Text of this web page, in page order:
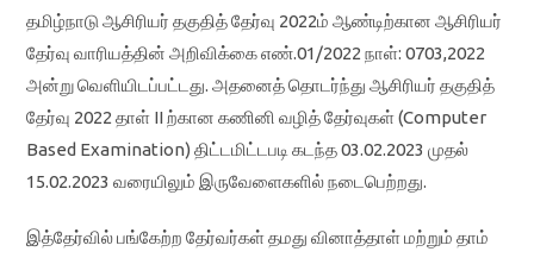
தமிழ்நாடு ஆசிரியர் தகுதித் தேர்வு 2022ம் ஆண்டிற்கான ஆசிரியர்
தேர்வு வாரியத்தின் அறிவிக்கை எண்.01/2022 நாள்: 0703,2022
அன்று வெளியிடப்பட்டது. அதனைத் தொடர்ந்து ஆசிரியர் தகுதித்
தேர்வு 2022 தாள் II ற்கான கணினி வழித் தேர்வுகள் (Computer
Based Examination) திட்டமிட்டபடி கடந்த 03.02.2023 முதல்
15.02.2023 வரையிலும் இருவேளைகளில் நடைபெற்றது.
இத்தேர்வில் பங்கேற்ற தேர்வர்கள் தமது வினாத்தாள் மற்றும் தாம்